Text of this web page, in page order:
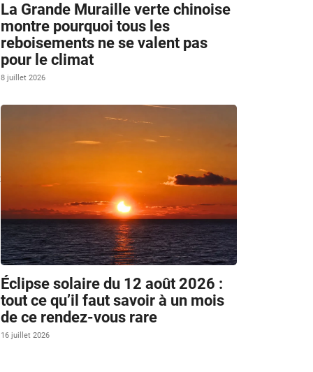
La Grande Muraille verte chinoise
montre pourquoi tous les
reboisements ne se valent pas
pour le climat
8 juillet 2026
Éclipse solaire du 12 août 2026 :
tout ce qu’il faut savoir à un mois
de ce rendez-vous rare
16 juillet 2026